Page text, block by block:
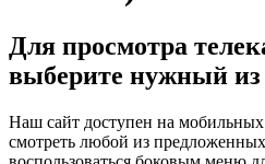
Для просмотра
выберите нужный из
Наш сайт доступен на
смотреть любой из